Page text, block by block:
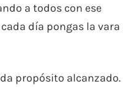
a todos con ese
día pongas la vara
propósito alcanzado.